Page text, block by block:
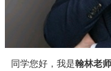
同学您好，我是翰林老师